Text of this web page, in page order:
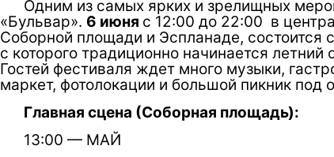
Одним из самых ярких и зрелищных
«Бульвар». 6 июня с 12:00 до 22:00 в
Соборной площади и Эспланаде, состоится
с которого традиционно начинается летний
Гостей фестиваля ждет много музыки,
маркет, фотолокации и большой пикник под
Главная сцена (Соборная площадь):
13:00 — МАЙ